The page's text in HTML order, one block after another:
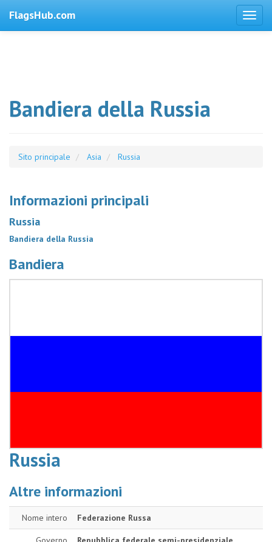
FlagsHub.com
Bandiera della Russia
Sito principale Asia Russia
Informazioni principali
Russia
Bandiera della Russia
Bandiera
Russia
Altre informazioni
Nome intero Federazione Russa